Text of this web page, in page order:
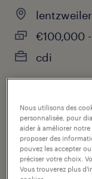
€100,000
cdi
catégorie
production &
contact
Nous utilisons des
personnalisée, pour
aider à améliorer
proposer des
pouvez les accepter
préciser votre choix.
Vous trouverez plus